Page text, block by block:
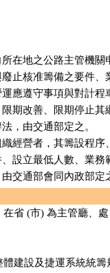
在地之公路主管機關
止核准籌備之要件、
運應遵守事項與對計
限期改善、限期停止
，由交通部定之。
經營者，其籌設程序
設立最低人數、業務
交通部會同內政部定
省 (市) 為主管廳、
建設及捷運系統統